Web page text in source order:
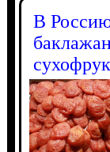
В Россию